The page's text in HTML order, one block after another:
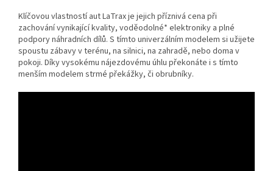
Klíčovou vlastností aut LaTrax je jejich příznivá cena při
zachování vynikající kvality, voděodolné* elektroniky a plné
podpory náhradních dílů. S tímto univerzálním modelem si užijete
spoustu zábavy v terénu, na silnici, na zahradě, nebo doma v
pokoji. Díky vysokému nájezdovému úhlu překonáte i s tímto
menším modelem strmé překážky, či obrubníky.